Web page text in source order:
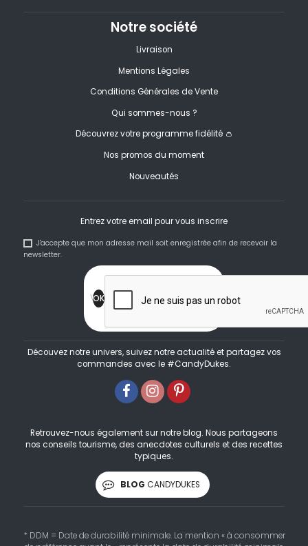
Notre société
Livraison
Mentions Légales
Conditions Générales de Vente
Qui sommes-nous ?
Découvrez votre programme fidélité 👛
Nos promos du moment
Nouveautés
Entrez votre email pour vous inscrire
J'accepte que mon adresse mail soit enregistrée afin de recevoir la
newsletter.
Découvez notre univers, suivez notre actualité et partagez vos
commandes avec le #CandyDukes.
Retrouvez-nous également sur notre blog. Nous partageons
nos conseils tourisme, des anecdotes culturels et des recettes
typiques.
BLOG CANDYDUKES
* DDM = Date de durabilité minimale. La mention « à consommer